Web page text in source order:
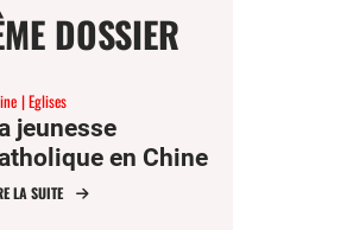
DOSSIER
Eglises
jeunesse
en Chine
LA SUITE